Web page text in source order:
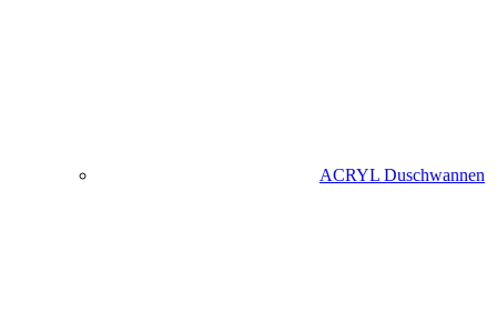
ACRYL Duschwannen